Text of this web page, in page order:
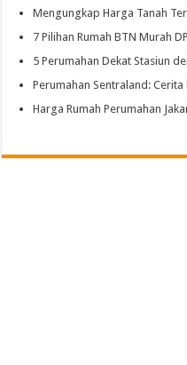
Mengungkap Harga Tanah
7 Pilihan Rumah BTN Murah
5 Perumahan Dekat Stasiun
Perumahan Sentraland:
Harga Rumah Perumahan